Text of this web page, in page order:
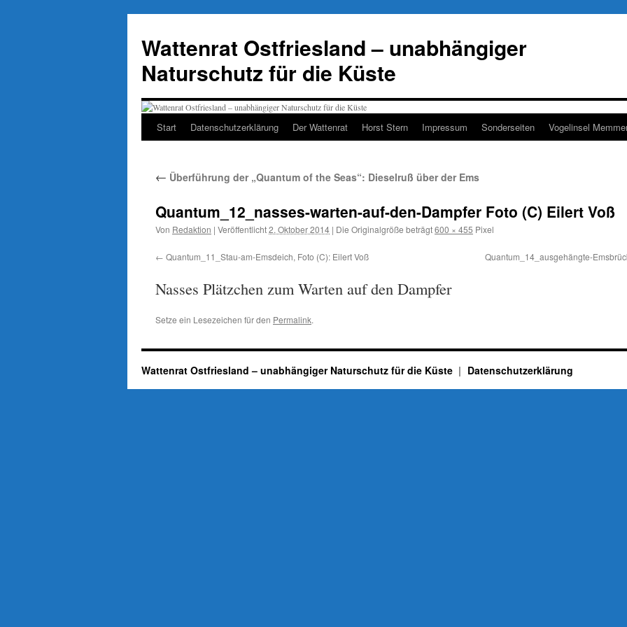
springen
Wattenrat Ostfriesland – unabhängiger
Naturschutz für die Küste
Start Datenschutzerklärung Der Wattenrat Horst Stern Impressum Sonderseiten Vogelinsel
← Überführung der „Quantum of the Seas“: Dieselruß über der Ems
Quantum_12_nasses-warten-auf-den-Dampfer Foto (C) Eilert Voß
Von Redaktion | Veröffentlicht2. Oktober 2014 | Die Originalgröße beträgt600 × 455 Pixel
Quantum_11_Stau-am-Emsdeich, Foto (C): Eilert Voß Quantum_14_ausgehängte-
Nasses Plätzchen zum Warten auf den Dampfer
Setze ein Lesezeichen für den Permalink.
Wattenrat Ostfriesland – unabhängiger Naturschutz für die Küste Datenschutzerklärung